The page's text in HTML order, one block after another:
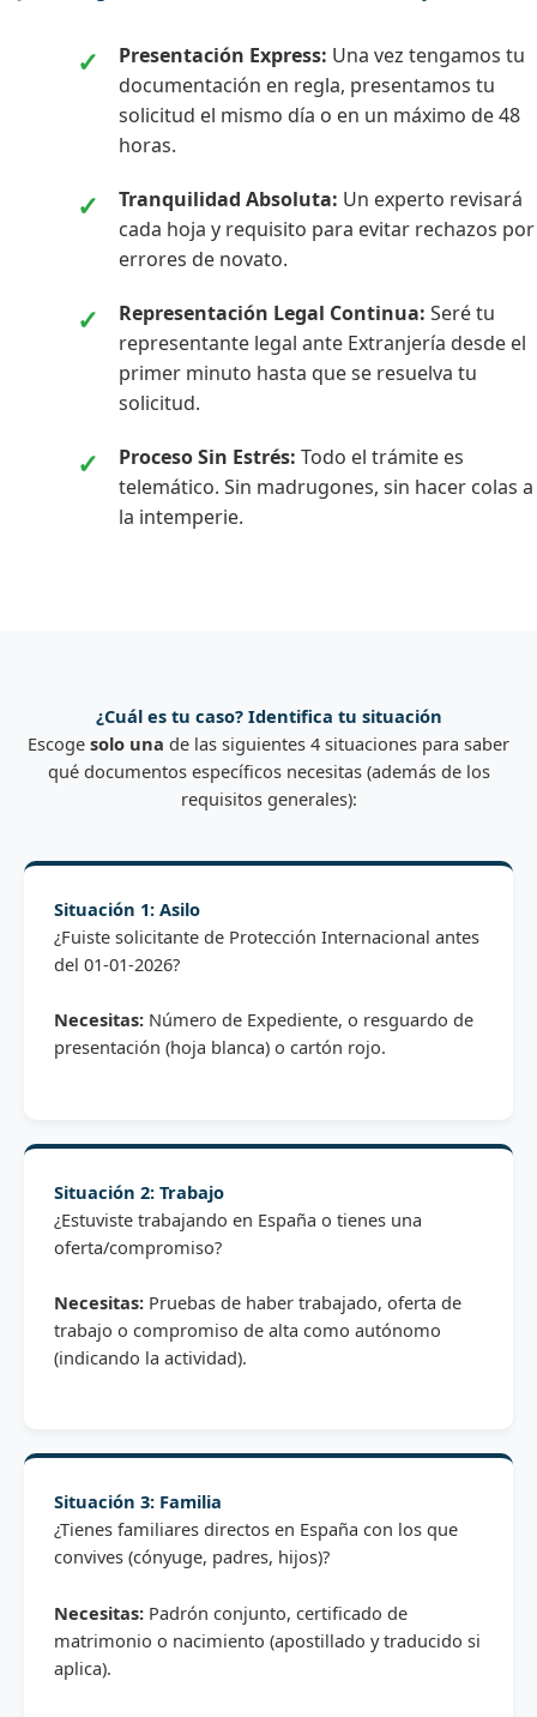
Presentación Express: Una vez tengamos tu
documentación en regla, presentamos tu
solicitud el mismo día o en un máximo de 48
horas.
Tranquilidad Absoluta: Un experto revisará
cada hoja y requisito para evitar rechazos por
errores de novato.
Representación Legal Continua: Seré tu
representante legal ante Extranjería desde el
primer minuto hasta que se resuelva tu
solicitud.
Proceso Sin Estrés: Todo el trámite es
telemático. Sin madrugones, sin hacer colas a
la intemperie.
¿Cuál es tu caso? Identifica tu situación
Escoge solo una de las siguientes 4 situaciones para saber
qué documentos específicos necesitas (además de los
requisitos generales):
Situación 1: Asilo
¿Fuiste solicitante de Protección Internacional antes
del 01-01-2026?
Necesitas: Número de Expediente, o resguardo de
presentación (hoja blanca) o cartón rojo.
Situación 2: Trabajo
¿Estuviste trabajando en España o tienes una
oferta/compromiso?
Necesitas: Pruebas de haber trabajado, oferta de
trabajo o compromiso de alta como autónomo
(indicando la actividad).
Situación 3: Familia
¿Tienes familiares directos en España con los que
convives (cónyuge, padres, hijos)?
Necesitas: Padrón conjunto, certificado de
matrimonio o nacimiento (apostillado y traducido si
aplica).